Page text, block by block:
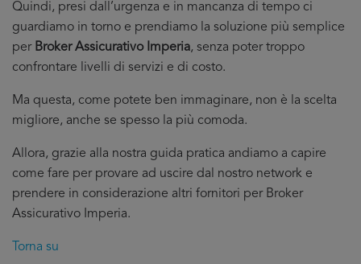
Quindi, presi dall’urgenza e in mancanza di tempo ci
guardiamo in torno e prendiamo la soluzione più semplice
per Broker Assicurativo Imperia, senza poter troppo
confrontare livelli di servizi e di costo.
Ma questa, come potete ben immaginare, non è la scelta
migliore, anche se spesso la più comoda.
Allora, grazie alla nostra guida pratica andiamo a capire
come fare per provare ad uscire dal nostro network e
prendere in considerazione altri fornitori per Broker
Assicurativo Imperia.
Torna su